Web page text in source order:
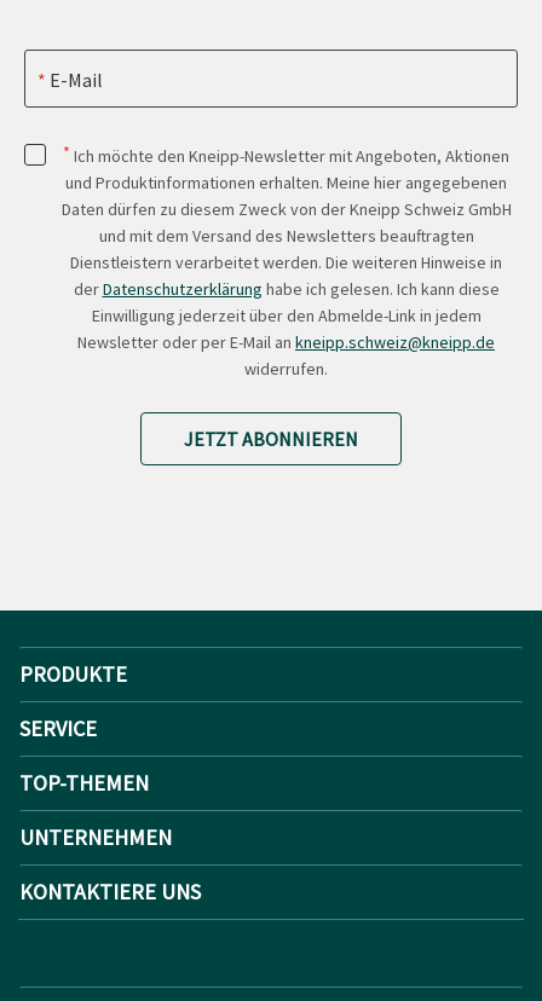
E-Mail
* Ich möchte den Kneipp-Newsletter mit Angeboten, Aktionen
und Produktinformationen erhalten. Meine hier angegebenen
Daten dürfen zu diesem Zweck von der Kneipp Schweiz GmbH
und mit dem Versand des Newsletters beauftragten
Dienstleistern verarbeitet werden. Die weiteren Hinweise in
derDatenschutzerklärung habe ich gelesen. Ich kann diese
Einwilligung jederzeit über den Abmelde-Link in jedem
Newsletter oder per E-Mail an kneipp.schweiz@kneipp.de
widerrufen.
JETZT ABONNIEREN
PRODUKTE
SERVICE
TOP-THEMEN
UNTERNEHMEN
KONTAKTIERE UNS